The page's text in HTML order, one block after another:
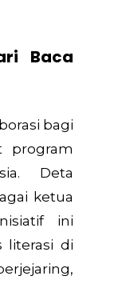
Baca
bagi
program
Deta
ketua
ini
literasi di